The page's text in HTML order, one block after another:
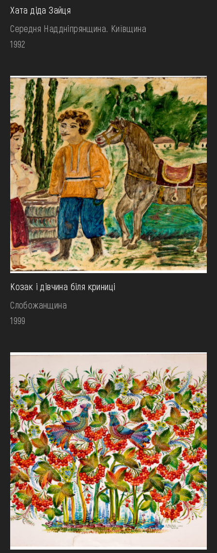
Хата діда Зайця
Середня Наддніпрянщина. Київщина
1992
Козак і дівчина біля криниці
Слобожанщина
1999